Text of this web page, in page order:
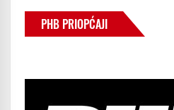
PHB PRIOPĆAJI